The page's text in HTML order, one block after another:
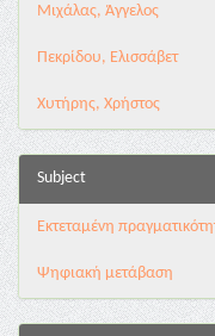
Μιχάλας, Άγγελος
Πεκρίδου, Ελισσάβετ
Χυτήρης, Χρήστος
Subject
Εκτεταμένη
Ψηφιακή μετάβαση